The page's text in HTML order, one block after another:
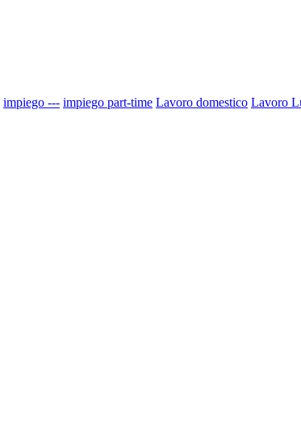
impiego --- impiego part-time Lavoro domestico Lavoro